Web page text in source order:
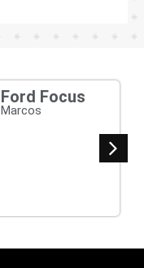
Ford Focus
Marcos